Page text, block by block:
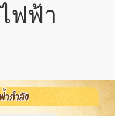
ฟฟ้า